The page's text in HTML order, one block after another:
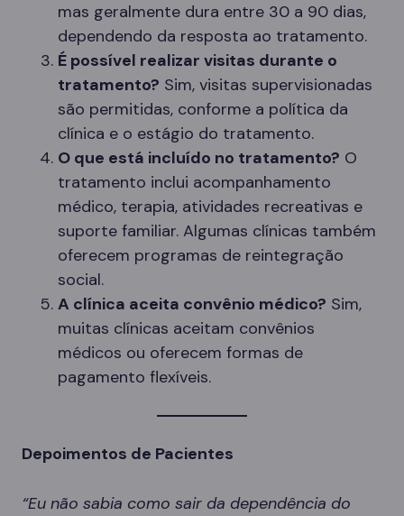
mas geralmente dura entre 30 a 90 dias,
dependendo da resposta ao tratamento.
É possível realizar visitas durante o
tratamento? Sim, visitas supervisionadas
são permitidas, conforme a política da
clínica e o estágio do tratamento.
O que está incluído no tratamento? O
tratamento inclui acompanhamento
médico, terapia, atividades recreativas e
suporte familiar. Algumas clínicas também
oferecem programas de reintegração
social.
A clínica aceita convênio médico? Sim,
muitas clínicas aceitam convênios
médicos ou oferecem formas de
pagamento flexíveis.
Depoimentos de Pacientes
“Eu não sabia como sair da dependência do